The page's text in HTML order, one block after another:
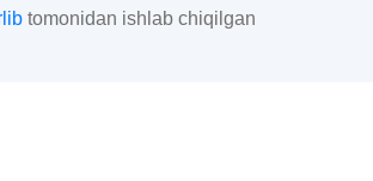
tomonidan ishlab chiqilgan